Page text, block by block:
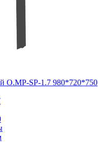
O.MP-SP-1.7 980*720*750